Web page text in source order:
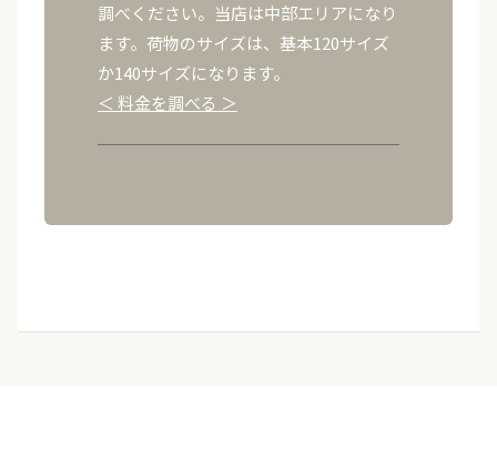
調べください。当店は中部エリアになり
ます。荷物のサイズは、基本120サイズ
か140サイズになります。
＜ 料金を調べる ＞